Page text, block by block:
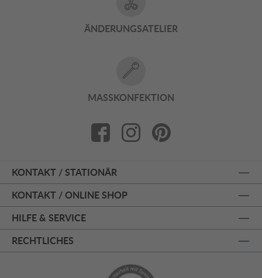
ÄNDERUNGSATELIER
MASSKONFEKTION
KONTAKT / STATIONÄR
KONTAKT / ONLINE SHOP
HILFE & SERVICE
RECHTLICHES